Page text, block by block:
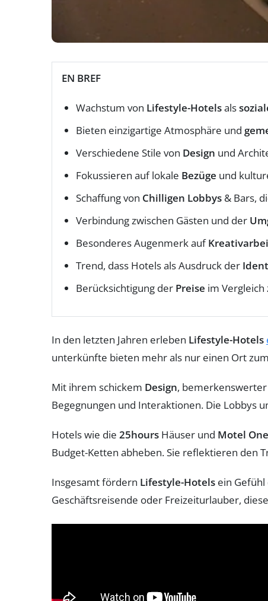
EN BREF
Wachstum von Lifestyle-Hotelsals
Bieten einzigartige Atmosphäre und
Verschiedene Stile von Design und
Fokussieren auf lokale Bezüge und
Schaffung von Chilligen Lobbys & Bars,
Verbindung zwischen Gästen und der
Besonderes Augenmerk auf
Trend, dass Hotels als Ausdruck der
Berücksichtigung der Preise im
In den letzten Jahren erleben Lifestyle-Hotels
unterkünfte bieten mehr als nur einen Ort
Mit ihrem schickem Design, bemerkenswerter
Begegnungen und Interaktionen. Die Lobbys
Hotels wie die 25hours Häuser und Motel One
Budget-Ketten abheben. Sie reflektieren den
Insgesamt fördern Lifestyle-Hotels ein
Geschäftsreisende oder Freizeiturlauber,